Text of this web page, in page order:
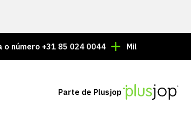
+31 85 024 0044 Milhares de artigos
Parte de Plusjop